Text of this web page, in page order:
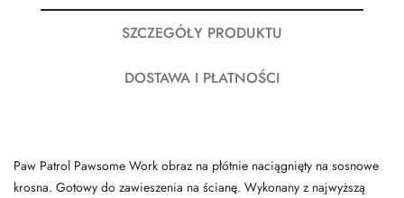
SZCZEGÓŁY PRODUKTU
DOSTAWA I PŁATNOŚCI
Paw Patrol Pawsome Work obraz na płótnie naciągnięty na sosnowe
krosna. Gotowy do zawieszenia na ścianę. Wykonany z najwyższą